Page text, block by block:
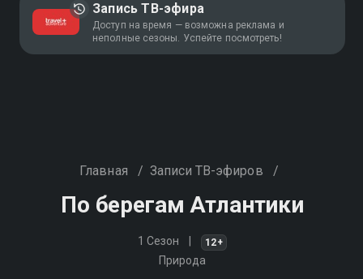
Запись ТВ-эфира
Доступ на время — возможна реклама и
неполные сезоны. Успейте посмотреть!
Главная / Записи ТВ-эфиров /
По берегам Атлантики
1 Сезон 12+
Природа